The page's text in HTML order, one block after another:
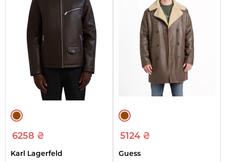
6258 ₴
Karl Lagerfeld
5124 ₴
Guess